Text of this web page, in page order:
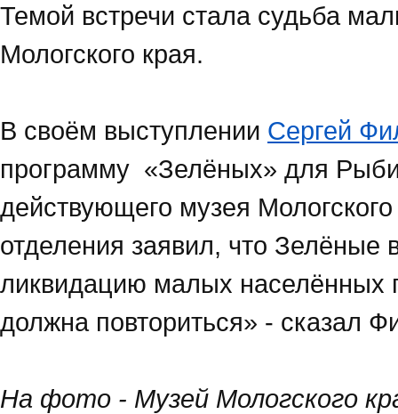
Темой встречи стала судьба
Мологского края.
В своём выступлении Сергей
программу «Зелёных» для
действующего музея
отделения заявил, что Зелёные
ликвидацию малых населённых
должна повториться» - сказал
На фото - Музей Мологского